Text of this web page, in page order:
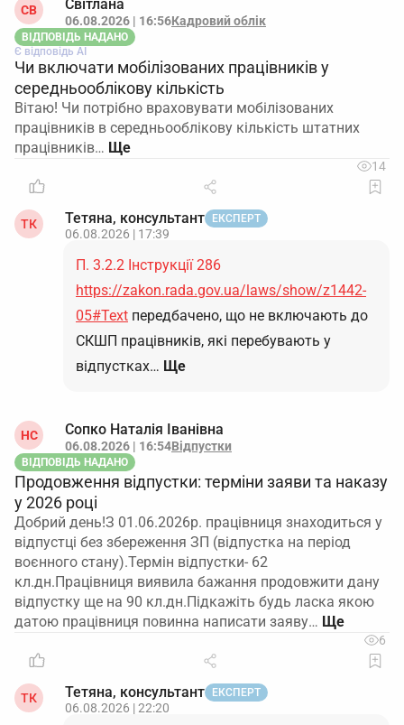
СВ Світлана
06.08.2026 | 16:56Кадровий облік
ВІДПОВІДЬ НАДАНО
Є відповідь АІ
Чи включати мобілізованих працівників у
середньооблікову кількість
Вітаю! Чи потрібно враховувати мобілізованих
працівників в середньооблікову кількість штатних
працівників…
14
ТК Тетяна, консультант ЕКСПЕРТ
06.08.2026 | 17:39
П. 3.2.2 Інструкції 286
https://zakon.rada.gov.ua/laws/show/z1442-
05#Text передбачено, що не включають до
СКШП працівників, які перебувають у
відпустках… Ще
НС Сопко Наталія Іванівна
06.08.2026 | 16:54Відпустки
ВІДПОВІДЬ НАДАНО
Продовження відпустки: терміни заяви та наказу
у 2026 році
Добрий день!З 01.06.2026р. працівниця знаходиться у
відпустці без збереження ЗП (відпустка на період
воєнного стану).Термін відпустки- 62
кл.дн.Працівниця виявила бажання продовжити дану
відпустку ще на 90 кл.дн.Підкажіть будь ласка якою
датою працівниця повинна написати заяву…
6
ТК Тетяна, консультант ЕКСПЕРТ
06.08.2026 | 22:20